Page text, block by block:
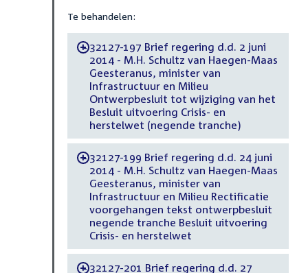
Te behandelen:
-32127-197 Brief regering d.d. 2 juni
2014 - M.H. Schultz van Haegen-Maas
Geesteranus, minister van
Infrastructuur en Milieu
Ontwerpbesluit tot wijziging van het
Besluit uitvoering Crisis- en
herstelwet (negende tranche)
-32127-199 Brief regering d.d. 24 juni
2014 - M.H. Schultz van Haegen-Maas
Geesteranus, minister van
Infrastructuur en Milieu Rectificatie
voorgehangen tekst ontwerpbesluit
negende tranche Besluit uitvoering
Crisis- en herstelwet
-32127-201 Brief regering d.d. 27